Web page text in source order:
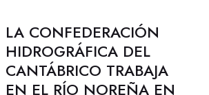
LA CONFEDERACIÓN
HIDROGRÁFICA DEL
CANTÁBRICO TRABAJA
EN EL RÍO NOREÑA EN